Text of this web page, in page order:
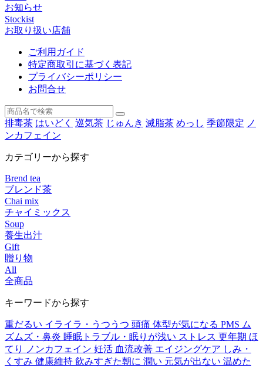
お知らせ
Stockist
お取り扱い店舗
ご利用ガイド
特定商取引に基づく表記
プライバシーポリシー
お問合せ
排毒茶 はいどく 巡気茶 じゅんき 滅脂茶 めっし 季節限定 ノ
ンカフェイン
カテゴリーから探す
Brend tea
ブレンド茶
Chai mix
チャイミックス
Soup
養生出汁
Gift
贈り物
All
全商品
キーワードから探す
重だるい イライラ・うつうつ 頭痛 体型が気になる PMS ム
ズムズ・鼻炎 睡眠トラブル・眠りが浅い ストレス 更年期 ほ
てり
ノンカフェイン 妊活 血流改善 エイジングケア しみ・
くすみ 健康維持 飲みすぎた朝に 潤い 元気が出ない 温めた